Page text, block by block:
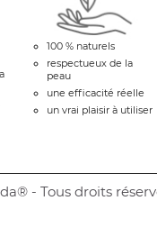
100 % naturels
respectueux de la
peau
une efficacité réelle
un vrai plaisir à utiliser
- Tous droits